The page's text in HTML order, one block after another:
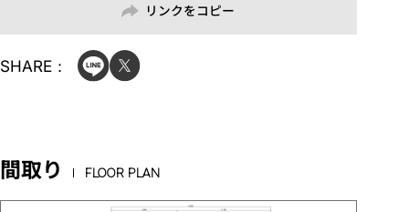
リンクをコピー
SHARE：
間取り FLOOR PLAN